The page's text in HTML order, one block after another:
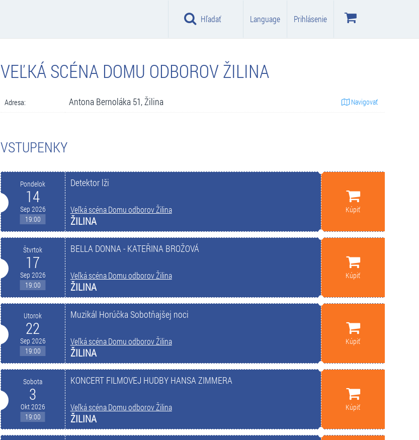
Hľadať Language Prihlásenie
VEĽKÁ SCÉNA DOMU ODBOROV ŽILINA
Adresa: Antona Bernoláka 51, Žilina Navigovať
VSTUPENKY
Pondelok
14
Sep 2026
19:00
Detektor lži
Veľká scéna Domu odborov Žilina
ŽILINA
Kúpiť
Štvrtok
17
Sep 2026
19:00
BELLA DONNA - KATEŘINA BROŽOVÁ
Veľká scéna Domu odborov Žilina
ŽILINA
Kúpiť
Utorok
22
Sep 2026
19:00
Muzikál Horúčka Sobotňajšej noci
Veľká scéna Domu odborov Žilina
ŽILINA
Kúpiť
Sobota
3
Okt 2026
19:00
KONCERT FILMOVEJ HUDBY HANSA ZIMMERA
Veľká scéna Domu odborov Žilina
ŽILINA
Kúpiť